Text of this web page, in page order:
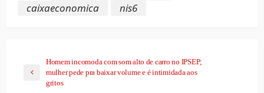
caixaeconomica
nis6
Homem incomoda com som alto de carro no IPSEP;
mulher pede pra baixar volume e é intimidada aos
gritos